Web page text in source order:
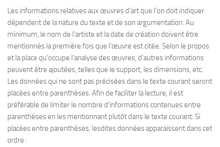
Les informations relatives aux œuvres d’art que l’on doit indiquer
dépendent de la nature du texte et de son argumentation. Au
minimum, le nom de l’artiste et la date de création doivent être
mentionnés la première fois que l’œuvre est citée. Selon le propos
et la place qu’occupe l’analyse des œuvres, d’autres informations
peuvent être ajoutées, telles que le support, les dimensions, etc.
Les données qui ne sont pas précisées dans le texte courant seront
placées entre parenthèses. Afin de faciliter la lecture, il est
préférable de limiter le nombre d’informations contenues entre
parenthèses en les mentionnant plutôt dans le texte courant. Si
placées entre parenthèses, lesdites données apparaissent dans cet
ordre :